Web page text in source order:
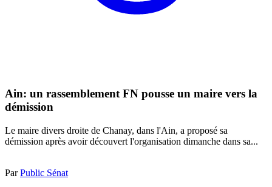
Ain: un rassemblement FN pousse un maire vers la
démission
Le maire divers droite de Chanay, dans l'Ain, a proposé sa
démission après avoir découvert l'organisation dimanche dans sa...
ParPublic Sénat